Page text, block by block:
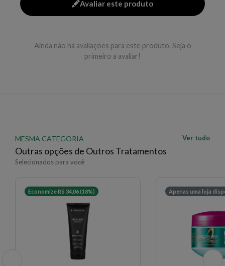
Avaliar este produto
Ainda não há avaliações para este produto. Seja o
primeiro a avaliar!
MESMA CATEGORIA
Outras opções de Outros Tratamentos
Selecionados para você
Ver tudo
Economize R$ 34,06 (18%) Apenas uma loja